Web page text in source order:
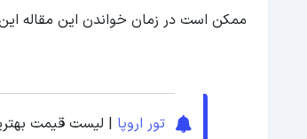
ممکن است در زمان خواندن این مقاله
تور اروپا | لیست قیمت